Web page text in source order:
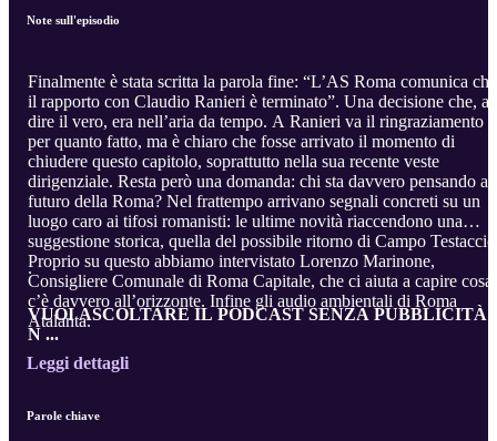
Note sull'episodio
Finalmente è stata scritta la parola fine: “L’AS Roma comunica che
il rapporto con Claudio Ranieri è terminato”. Una decisione che, a
dire il vero, era nell’aria da tempo. A Ranieri va il ringraziamento
per quanto fatto, ma è chiaro che fosse arrivato il momento di
chiudere questo capitolo, soprattutto nella sua recente veste
dirigenziale. Resta però una domanda: chi sta davvero pensando al
futuro della Roma? Nel frattempo arrivano segnali concreti su un
luogo caro ai tifosi romanisti: le ultime novità riaccendono una
suggestione storica, quella del possibile ritorno di Campo
Proprio su questo abbiamo intervistato Lorenzo Marinone,
Consigliere Comunale di Roma Capitale, che ci aiuta a capire cosa
c’è davvero all’orizzonte. Infine gli audio ambientali di Roma
Atalanta.
.
VUOI ASCOLTARE IL PODCAST SENZA PUBBLICITÀ
N ...
Leggi dettagli
Parole chiave